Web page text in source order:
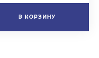
В КОРЗИНУ